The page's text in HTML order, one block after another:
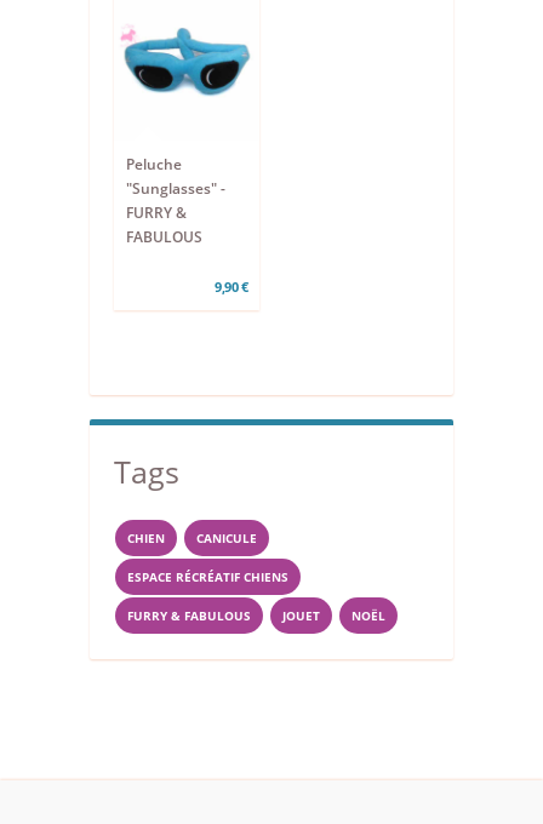
Peluche
"Sunglasses" -
FURRY &
FABULOUS
9,90 €
Tags
CHIEN CANICULE
ESPACE RÉCRÉATIF CHIENS
FURRY & FABULOUS JOUET NOËL